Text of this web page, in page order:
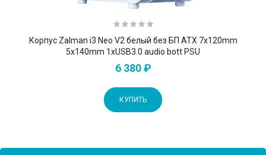
Корпус Zalman i3 Neo V2 белый без БП ATX 7x120mm
5x140mm 1xUSB3.0 audio bott PSU
6 380 ₽
КУПИТЬ